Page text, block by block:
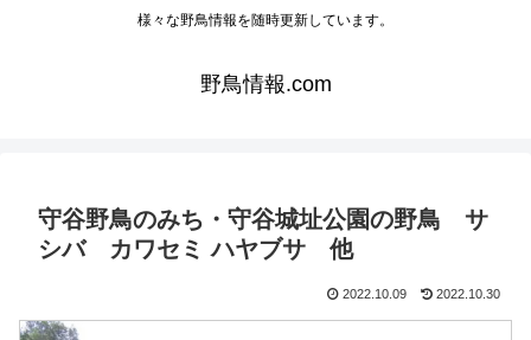
様々な野鳥情報を随時更新しています。
野鳥情報.com
守谷野鳥のみち・守谷城址公園の野鳥 サ
シバ カワセミ ハヤブサ 他
2022.10.09 2022.10.30